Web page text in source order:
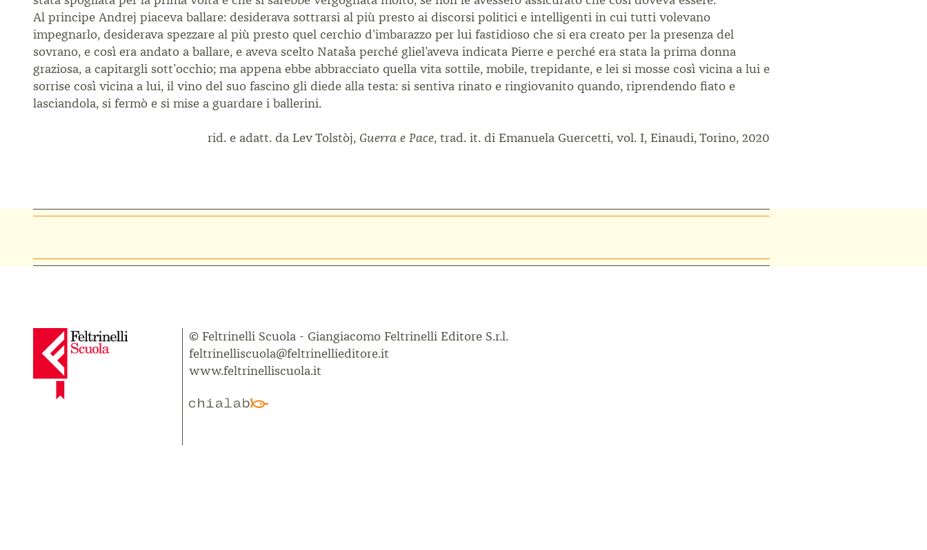
Al principe Andrej piaceva ballare: desiderava sottrarsi al più presto ai discorsi politici e intelligenti in cui tutti volevano
impegnarlo, desiderava spezzare al più presto quel cerchio d’imbarazzo per lui fastidioso che si era creato per la presenza del
sovrano, e così era andato a ballare, e aveva scelto Nataša perché gliel’aveva indicata Pierre e perché era stata la prima donna
graziosa, a capitargli sott’occhio; ma appena ebbe abbracciato quella vita sottile, mobile, trepidante, e lei si mosse così vicina a lui e
sorrise così vicina a lui, il vino del suo fascino gli diede alla testa: si sentiva rinato e ringiovanito quando, riprendendo fiato e
lasciandola, si fermò e si mise a guardare i ballerini.
rid. e adatt. da Lev Tolstòj, Guerra e Pace, trad. it. di Emanuela Guercetti, vol. I, Einaudi, Torino, 2020
© Feltrinelli Scuola - Giangiacomo Feltrinelli Editore S.r.l.
feltrinelliscuola@feltrinellieditore.it
www.feltrinelliscuola.it